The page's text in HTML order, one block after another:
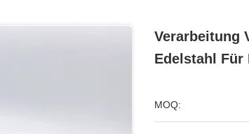
Verarbeitung
Edelstahl Für
MOQ: